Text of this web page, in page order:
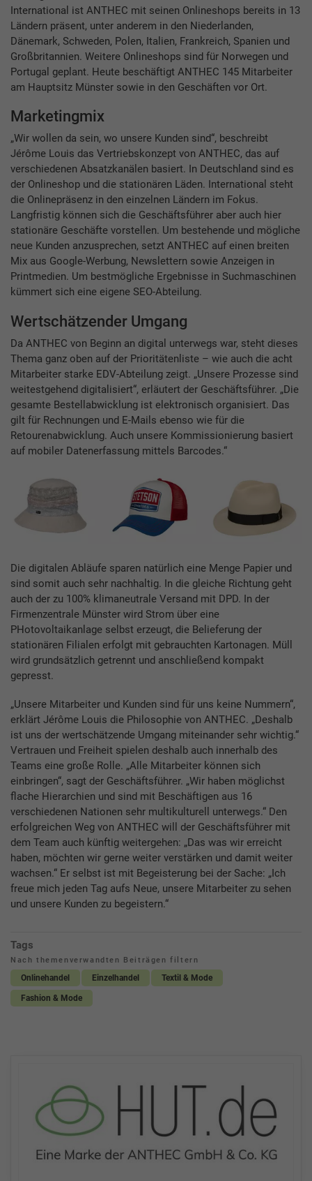
International ist ANTHEC mit seinen Onlineshops bereits in 13
Ländern präsent, unter anderem in den Niederlanden,
Dänemark, Schweden, Polen, Italien, Frankreich, Spanien und
Großbritannien. Weitere Onlineshops sind für Norwegen und
Portugal geplant. Heute beschäftigt ANTHEC 145 Mitarbeiter
am Hauptsitz Münster sowie in den Geschäften vor Ort.
Marketingmix
„Wir wollen da sein, wo unsere Kunden sind“, beschreibt
Jérôme Louis das Vertriebskonzept von ANTHEC, das auf
verschiedenen Absatzkanälen basiert. In Deutschland sind es
der Onlineshop und die stationären Läden. International steht
die Onlinepräsenz in den einzelnen Ländern im Fokus.
Langfristig können sich die Geschäftsführer aber auch hier
stationäre Geschäfte vorstellen. Um bestehende und mögliche
neue Kunden anzusprechen, setzt ANTHEC auf einen breiten
Mix aus Google-Werbung, Newslettern sowie Anzeigen in
Printmedien. Um bestmögliche Ergebnisse in Suchmaschinen
kümmert sich eine eigene SEO-Abteilung.
Wertschätzender Umgang
Da ANTHEC von Beginn an digital unterwegs war, steht dieses
Thema ganz oben auf der Prioritätenliste – wie auch die acht
Mitarbeiter starke EDV-Abteilung zeigt. „Unsere Prozesse sind
weitestgehend digitalisiert“, erläutert der Geschäftsführer. „Die
gesamte Bestellabwicklung ist elektronisch organisiert. Das
gilt für Rechnungen und E-Mails ebenso wie für die
Retourenabwicklung. Auch unsere Kommissionierung basiert
auf mobiler Datenerfassung mittels Barcodes.“
Die digitalen Abläufe sparen natürlich eine Menge Papier und
sind somit auch sehr nachhaltig. In die gleiche Richtung geht
auch der zu 100% klimaneutrale Versand mit DPD. In der
Firmenzentrale Münster wird Strom über eine
PHotovoltaikanlage selbst erzeugt, die Belieferung der
stationären Filialen erfolgt mit gebrauchten Kartonagen. Müll
wird grundsätzlich getrennt und anschließend kompakt
gepresst.
„Unsere Mitarbeiter und Kunden sind für uns keine Nummern“,
erklärt Jérôme Louis die Philosophie von ANTHEC. „Deshalb
ist uns der wertschätzende Umgang miteinander sehr wichtig.“
Vertrauen und Freiheit spielen deshalb auch innerhalb des
Teams eine große Rolle. „Alle Mitarbeiter können sich
einbringen“, sagt der Geschäftsführer. „Wir haben möglichst
flache Hierarchien und sind mit Beschäftigen aus 16
verschiedenen Nationen sehr multikulturell unterwegs.“ Den
erfolgreichen Weg von ANTHEC will der Geschäftsführer mit
dem Team auch künftig weitergehen: „Das was wir erreicht
haben, möchten wir gerne weiter verstärken und damit weiter
wachsen.“ Er selbst ist mit Begeisterung bei der Sache: „Ich
freue mich jeden Tag aufs Neue, unsere Mitarbeiter zu sehen
und unsere Kunden zu begeistern.“
Tags
Nach themenverwandten Beiträgen filtern
Onlinehandel Einzelhandel Textil & Mode
Fashion & Mode